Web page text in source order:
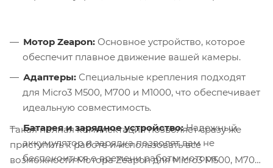
Мотор Zeapon: Основное устройство, которое
обеспечит плавное движение вашей камеры.
Адаптеры: Специальные крепления подходят
для Micro3 M500, M700 и M1000, что обеспечивает
идеальную совместимость.
Батарея и зарядное устройство:Надежный
аккумулятор и зарядка позволят вам не
беспокоиться о времени работы мотора.
Такая полная комплектация позволяет сразу же
приступить к работе и использовать все
возможности Мотора Zeapon для Micro3 M500, M700